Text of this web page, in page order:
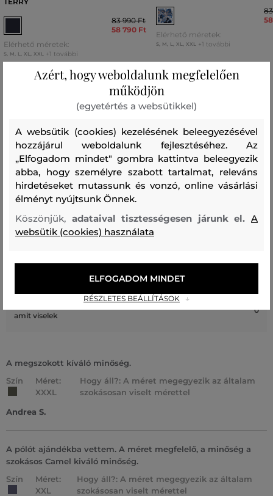
83 990 Ft
58 790 Ft
Elérhető méretek:
S, M, L, XL, XXL +1 további
Elérhető méretek:
S, M, L, XL, XXL +1 további
ÜGYFELEINKNEK ÁLTAL ÉRTÉKELT MÉRETEK
A méret sokkal kisebb, mint amit
viselek
0
A méret egy kicsit kisebb, mint
amit viselek
A méret megegyezik az általam
amit általában viselek
A méret sokkal nagyobb, mint
amit viselek
0
A megszokott kíváló minőség.
Szín
Méret:
XXXL
Hogy áll?: A méret megegyezik az általam
szokásosan viselt mérettel
Andrea S.
A pólót ajándékba vettem. A méret megfelelő, a minőség a
szokásos Camel kiváló minőség.
Szín
Méret:
XXL
Hogy áll?: A méret megegyezik az általam
szokásosan viselt mérettel
Azért, hogy weboldalunk megfelelően
működjön
(egyetértés a websütikkel)
A websütik (cookies) kezelésének beleegyezésével
hozzájárul weboldalunk fejlesztéséhez. Az
„Elfogadom mindet" gombra kattintva beleegyezik
abba, hogy személyre szabott tartalmat, releváns
hirdetéseket mutassunk és vonzó, online vásárlási
élményt nyújtsunk Önnek.
Köszönjük, adataival tisztességesen járunk el.A
websütik (cookies) használata
RÉSZLETES BEÁLLÍTÁSOK
ELFOGADOM MINDET